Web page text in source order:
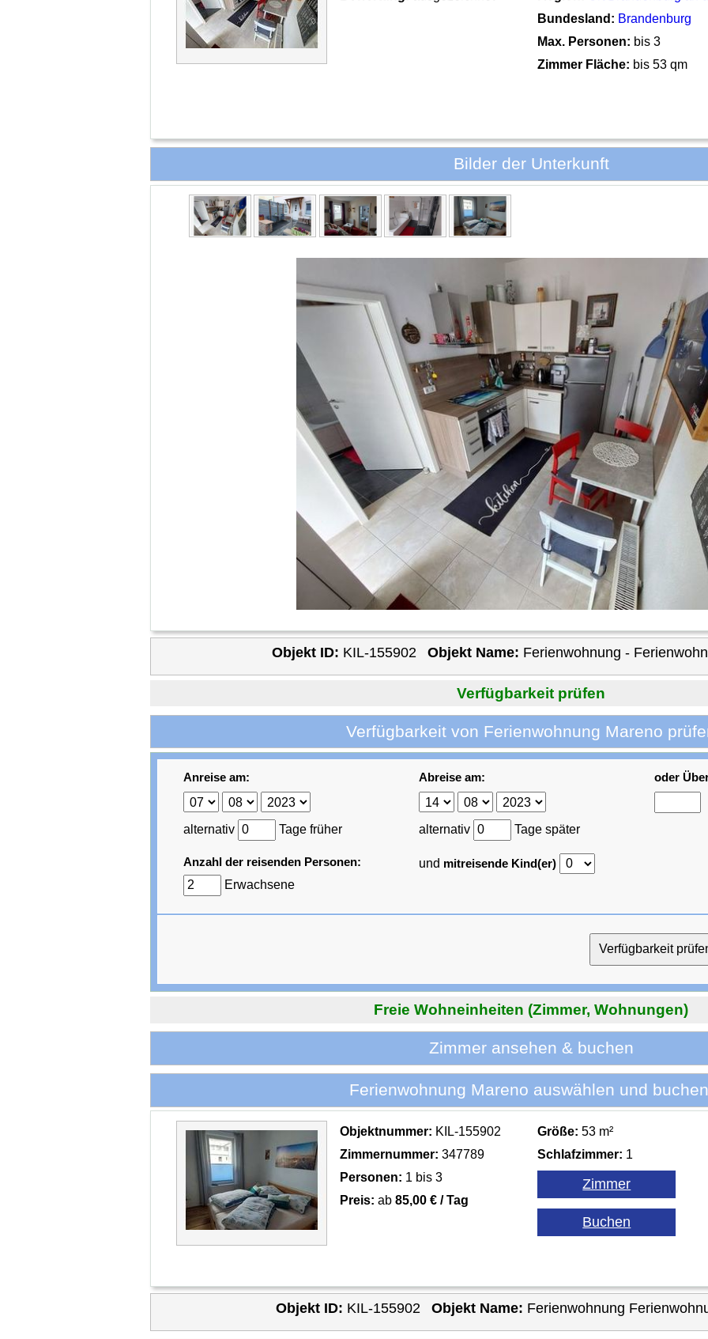
Bundesland: Brandenburg
Max. Personen: bis 3
Zimmer Fläche: bis 53 qm
Bilder der Unterkunft
Objekt ID: KIL-155902 Objekt Name: Ferienwohnung -
Verfügbarkeit prüfen
Verfügbarkeit von Ferienwohnung Mareno
Anreise am:
alternativ Tage früher
Abreise am:
alternativ Tage später
oder
Anzahl der reisenden Personen:
Erwachsene
und mitreisende Kind(er)
Freie Wohneinheiten (Zimmer, Wohnungen)
Zimmer ansehen & buchen
Ferienwohnung Mareno auswählen und
Objektnummer: KIL-155902
Zimmernummer: 347789
Personen: 1 bis 3
Preis: ab85,00 € / Tag
Größe: 53 m²
Schlafzimmer: 1
Objekt ID: KIL-155902 Objekt Name: Ferienwohnung